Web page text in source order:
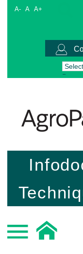
A- A A+